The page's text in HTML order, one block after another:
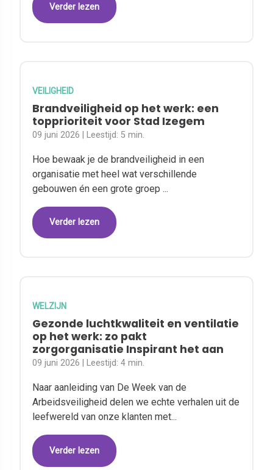
Verder lezen
VEILIGHEID
Brandveiligheid op het werk: een
topprioriteit voor Stad Izegem
09 juni 2026 | Leestijd:5 min.
Hoe bewaak je de brandveiligheid in een
organisatie met heel wat verschillende
gebouwen én een grote groep ...
Verder lezen
WELZIJN
Gezonde luchtkwaliteit en ventilatie
op het werk: zo pakt
zorgorganisatie Inspirant het aan
09 juni 2026 | Leestijd:4 min.
Naar aanleiding van De Week van de
Arbeidsveiligheid delen we echte verhalen uit de
leefwereld van onze klanten met...
Verder lezen